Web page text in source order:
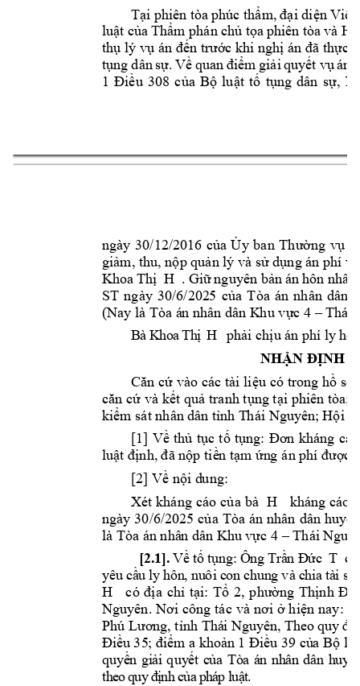
Tại phiên tòa phúc thẩm, đại diện V
luật của Thẩm phán chủ tọa phiên tòa và
thụ lý vụ án đến trước khi nghị án đã thực
tụng dân sự. Về quan điểm giải quyết vụ án,
1 Điều 308 của Bộ luật tố tụng dân sự,
ngày 30/12/2016 của Ủy ban Thường vụ
giảm, thu, nộp quản lý và sử dụng án phí
Khoa Thị H . Giữ nguyên bản án hôn nhân
ST ngày 30/6/2025 của Tòa án nhân dân
(Nay là Tòa án nhân dân Khu vực 4 – Thái
BàKhoaThị H phải chịu án phí ly hô
NHẬN ĐỊNH C
Căn cứ vào các tài liệu có trong hồ sơ
căn cứ và kết quả tranh tụng tại phiên tòa; s
kiểm sát nhân dân tỉnh Thái Nguyên; Hội
[1] Về thủ tục tố tụng: Đơn kháng
luật định, đã nộp tiền tạm ứng án phí được
[2] Về nội dung:
Xét kháng cáo của bà H kháng cáo
ngày 30/6/2025 của Tòa án nhân dân
là Tòa án nhân dân Khu vực 4 – Thái Ngu
[2.1].Về tố tụng: Ông Trần Đức T c
yêu cầu lyhôn, nuôi con chung và chia tài sả
H
có địa chỉ tại: Tổ 2, phường Thịnh
Nguyên. Nơi công tác và nơi ở hiện nay: T
Phú Lương, tỉnh Thái Nguyên, Theo quy đ
Điều 35; điểm a khoản 1 Điều 39 của Bộ
quyền giải quyết của Tòa án nhân dân huy
theoquyđịnhcủaphápluật.